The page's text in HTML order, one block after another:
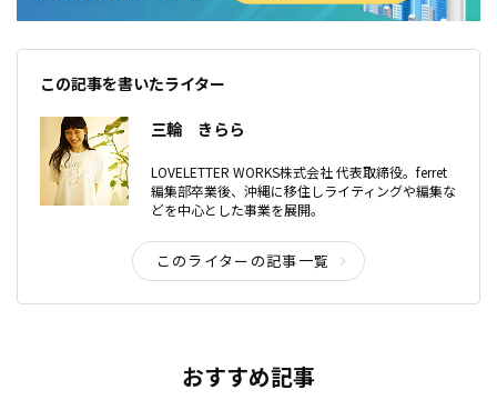
この記事を書いたライター
三輪 きらら
LOVELETTER WORKS株式会社 代表取締役。ferret
編集部卒業後、沖縄に移住しライティングや編集な
どを中心とした事業を展開。
このライターの記事一覧
おすすめ記事